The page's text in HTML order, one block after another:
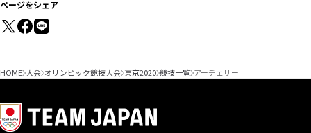
ページをシェア
HOME 大会 オリンピック競技大会 東京2020 競技一覧 アーチェリー